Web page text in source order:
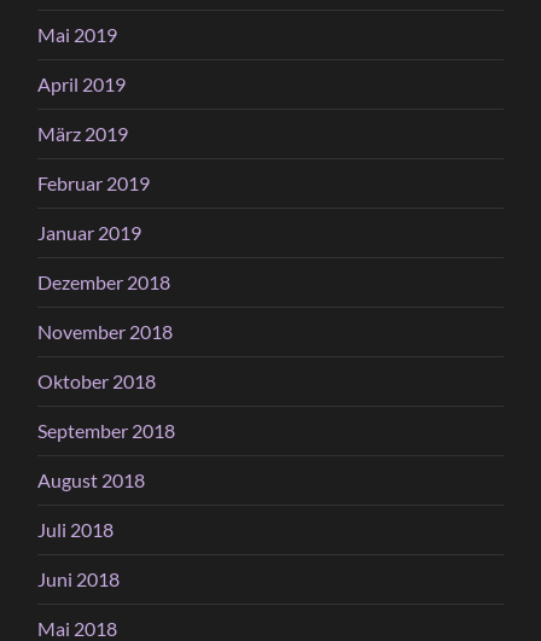
Mai 2019
April 2019
März 2019
Februar 2019
Januar 2019
Dezember 2018
November 2018
Oktober 2018
September 2018
August 2018
Juli 2018
Juni 2018
Mai 2018